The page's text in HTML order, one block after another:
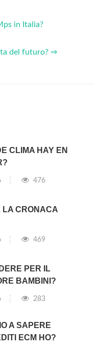
in Italia?
del futuro? ⇒
CLIMA HAY EN
476
LA CRONACA
469
PER IL
BAMBINI?
283
A SAPERE
ECM HO?